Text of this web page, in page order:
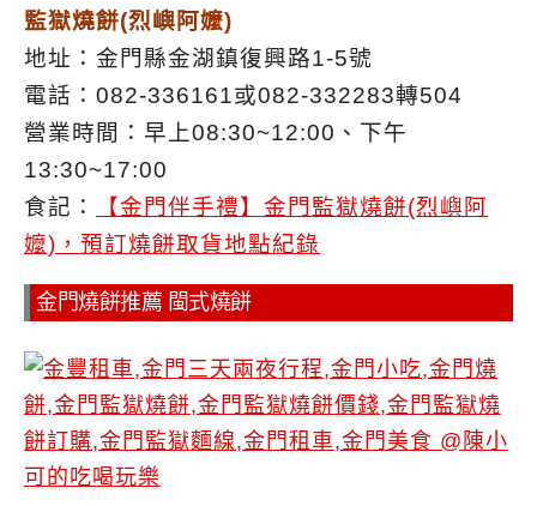
監獄燒餅(烈嶼阿嬤)
地址：金門縣金湖鎮復興路1-5號
電話：082-336161或082-332283轉504
營業時間：早上08:30~12:00、下午
13:30~17:00
食記：
【金門伴手禮】金門監獄燒餅(烈嶼阿
嬤)，預訂燒餅取貨地點紀錄
金門燒餅推薦 閩式燒餅